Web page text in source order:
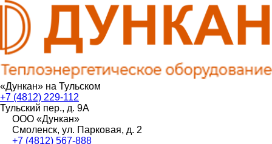
«Дункан» на Тульском
+7 (4812) 229-112
Тульский пер., д. 9А
ООО «Дункан»
Смоленск, ул. Парковая, д. 2
+7 (4812) 567-888